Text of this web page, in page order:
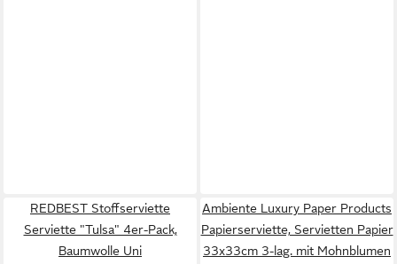
REDBEST Stoffserviette
Serviette "Tulsa" 4er-Pack,
Baumwolle Uni
Ambiente Luxury Paper Products
Papierserviette, Servietten Papier
33x33cm 3-lag. mit Mohnblumen